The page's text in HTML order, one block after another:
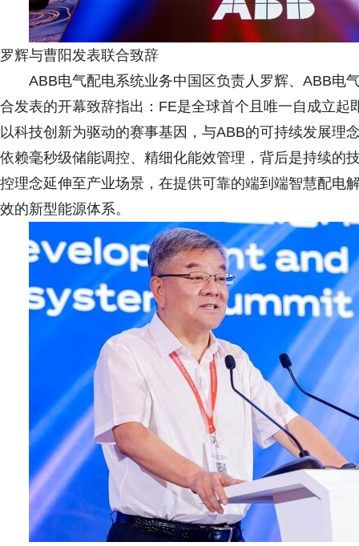
罗辉与曹阳发表联合致辞
ABB电气配电系统业务中国区负责人罗辉、ABB电
合发表的开幕致辞指出：FE是全球首个且唯一自成立
以科技创新为驱动的赛事基因，与ABB的可持续发展
依赖毫秒级储能调控、精细化能效管理，背后是持续的
控理念延伸至产业场景，在提供可靠的端到端智慧配电
效的新型能源体系。